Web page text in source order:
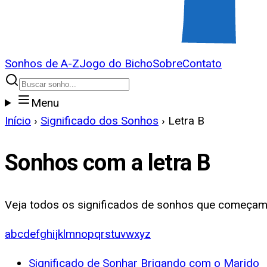
Sonhos de A-ZJogo do BichoSobreContato
Menu
Início › Significado dos Sonhos › Letra B
Sonhos com a letra B
Veja todos os significados de sonhos que
abcdefghijklmnopqrstuvwxyz
Significado de Sonhar Brigando com o Marido